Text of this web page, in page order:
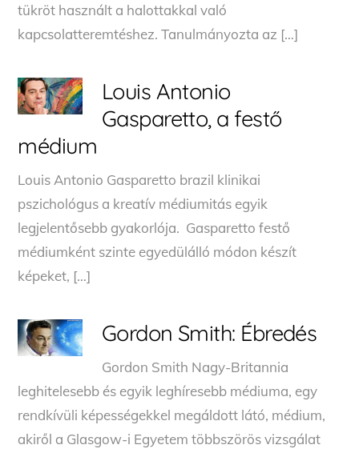
tükröt használt a halottakkal való
kapcsolatteremtéshez. Tanulmányozta az […]
Louis Antonio
Gasparetto, a festő
médium
Louis Antonio Gasparetto brazil klinikai
pszichológus a kreatív médiumitás egyik
legjelentősebb gyakorlója. Gasparetto festő
médiumként szinte egyedülálló módon készít
képeket, […]
Gordon Smith: Ébredés
Gordon Smith Nagy-Britannia
leghitelesebb és egyik leghíresebb médiuma, egy
rendkívüli képességekkel megáldott látó, médium,
akiről a Glasgow-i Egyetem többszörös vizsgálat